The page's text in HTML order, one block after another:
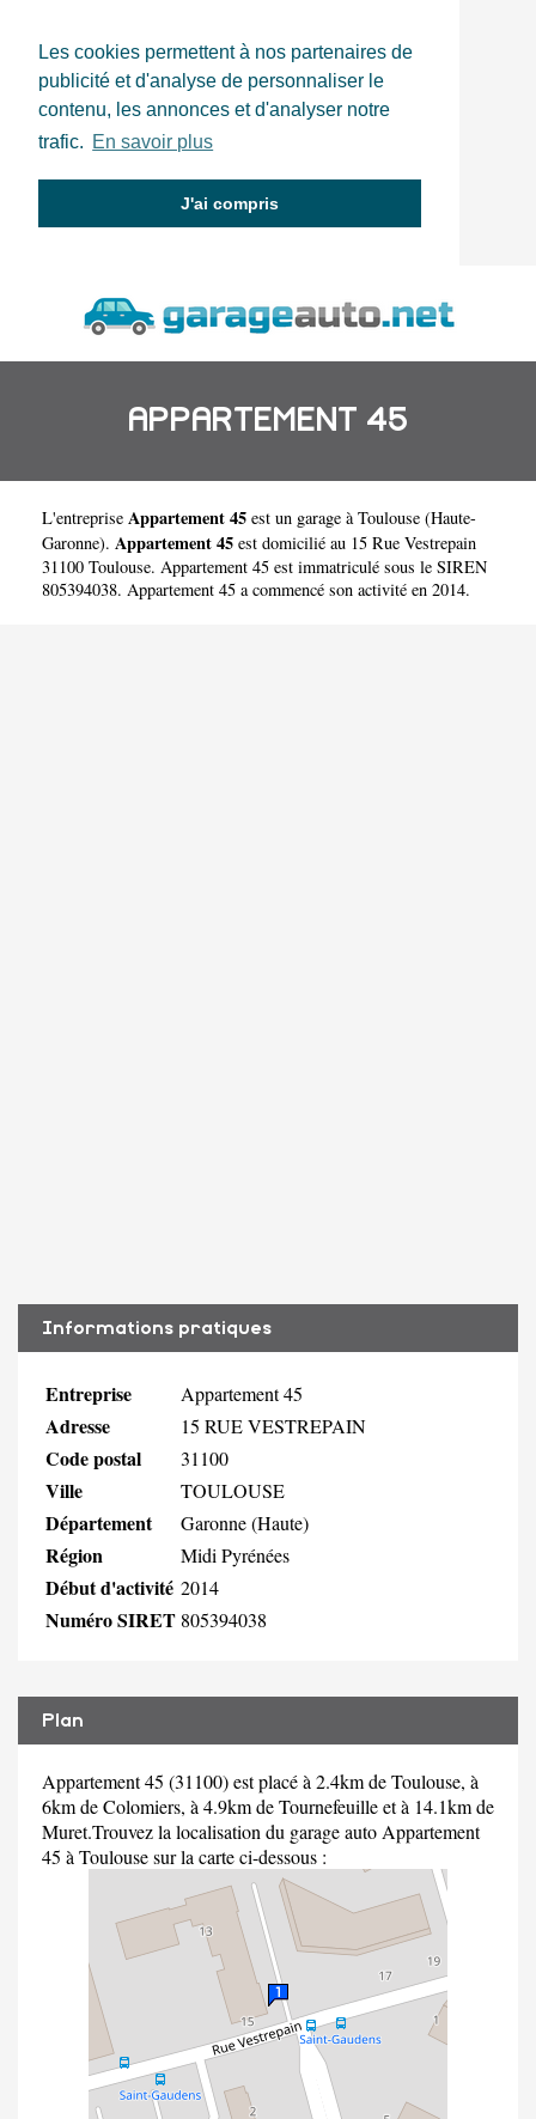
Les cookies permettent à nos partenaires de
publicité et d'analyse de personnaliser le
contenu, les annonces et d'analyser notre
trafic. En savoir plus
J'ai compris
APPARTEMENT 45
L'entreprise Appartement 45 est un garage à Toulouse (Haute-
Garonne). Appartement 45 est domicilié au 15 Rue Vestrepain
31100 Toulouse. Appartement 45 est immatriculé sous le SIREN
805394038. Appartement 45 a commencé son activité en 2014.
Informations pratiques
Entreprise Appartement 45
Adresse 15 RUE VESTREPAIN
Code postal 31100
Ville TOULOUSE
Département Garonne (Haute)
Région Midi Pyrénées
Début d'activité 2014
Numéro SIRET 805394038
Plan
Appartement 45 (31100) est placé à 2.4km de Toulouse, à
6km de Colomiers, à 4.9km de Tournefeuille et à 14.1km de
Muret.Trouvez la localisation du garage auto Appartement
45 à Toulouse sur la carte ci-dessous :